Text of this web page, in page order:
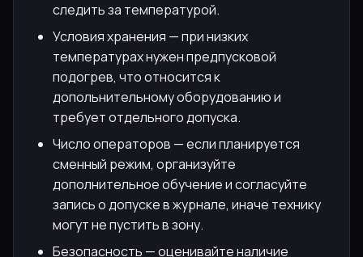
следить за температурой.
Условия хранения — при низких
температурах нужен предпусковой
подогрев, что относится к
допольнительному оборудованию и
требует отдельного допуска.
Число операторов — если планируется
сменный режим, организуйте
дополнительное обучение и согласуйте
запись о допуске в журнале, иначе технику
могут не пустить в зону.
Безопасность — оценивайте наличие